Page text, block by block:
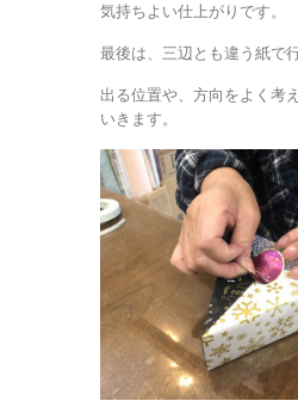
気持ちよい仕上がりです。
最後は、三辺とも違う紙で
出る位置や、方向をよく考
いきます。